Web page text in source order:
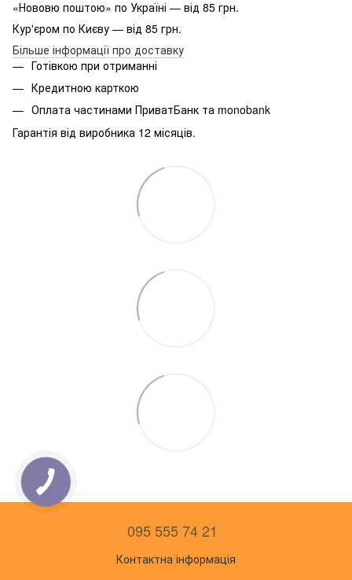
«Нововю поштою» по Україні — від 85 грн.
Кур'єром по Києву — від 85 грн.
Більше інформації про доставку
Готівкою при отриманні
Кредитною карткою
Оплата частинами ПриватБанк та monobank
Гарантія від виробника 12 місяців.
095 555 74 21
Контактна інформація